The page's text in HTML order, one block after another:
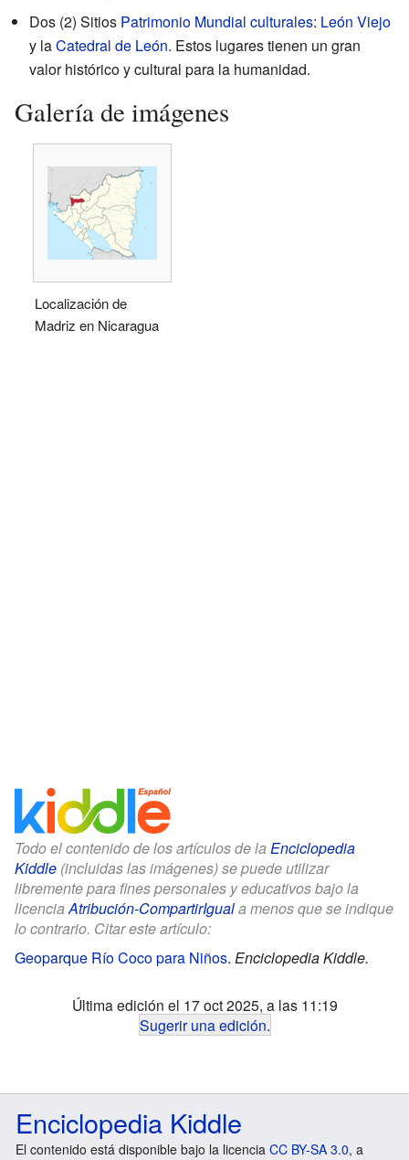
Dos (2) Sitios Patrimonio Mundial culturales: León Viejo
y laCatedral de León. Estos lugares tienen un gran
valor histórico y cultural para la humanidad.
Galería de imágenes
Localización de
Madriz en Nicaragua
Todo el contenido de los artículos de la Enciclopedia
Kiddle (incluidas las imágenes) se puede utilizar
libremente para fines personales y educativos bajo la
licenciaAtribución-CompartirIguala menos que se indique
lo contrario. Citar este artículo:
Geoparque Río Coco para Niños. Enciclopedia Kiddle.
Última edición el 17 oct 2025, a las 11:19
Sugerir una edición.
Enciclopedia Kiddle
El contenido está disponible bajo la licencia CC BY-SA 3.0, a